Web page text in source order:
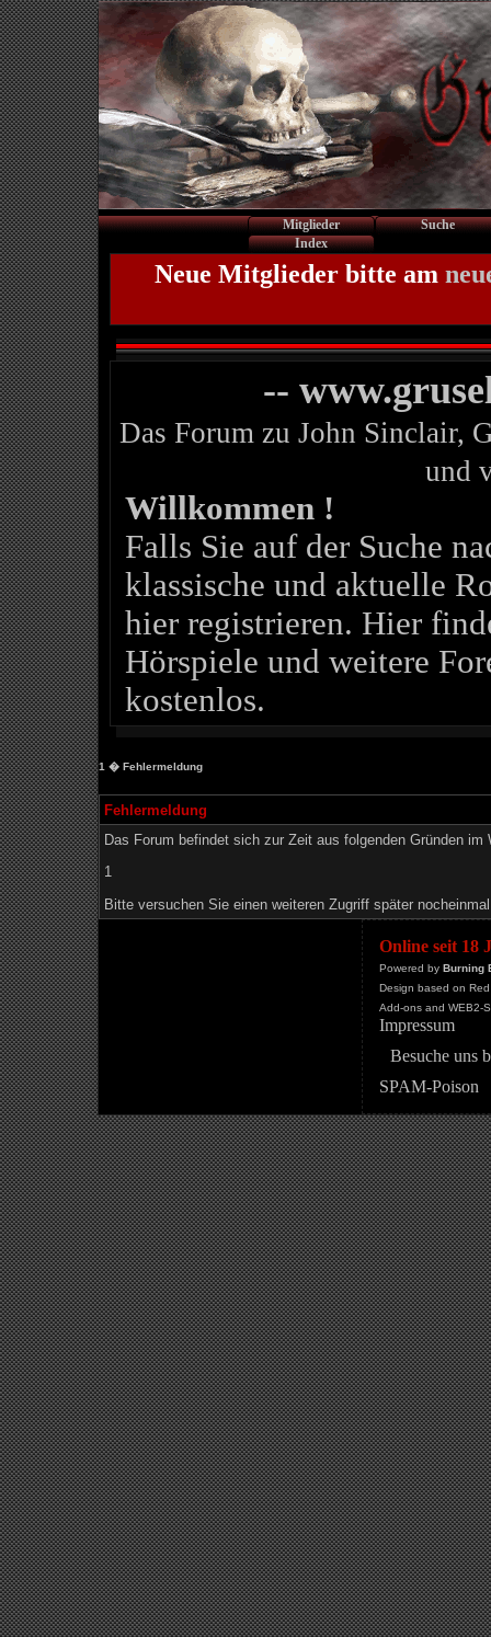
Mitglieder
Suche
Index
Neue Mitglieder bitte am
--
Das Forum zu John Sinclair,
und
Willkommen !
Falls Sie auf der Suche
klassische und aktuelle
hier registrieren. Hier
Hörspiele und weitere
kostenlos.
1 � Fehlermeldung
Fehlermeldung
Das Forum befindet sich zur Zeit aus folgenden Gründen im
1
Bitte versuchen Sie einen weiteren Zugriff später
Online seit 18
Powered by Burning
Design based on
Add-ons and WEB2-
Impressum
Besuche uns
SPAM-Poison